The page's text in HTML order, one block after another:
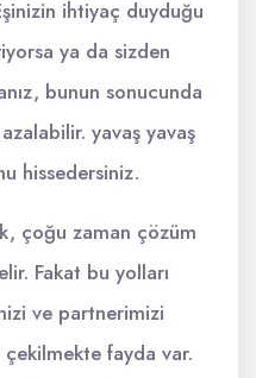
ihtiyaç duyduğu
ya da sizden
bunun sonucunda
yavaş yavaş
hissedersiniz.
çoğu zaman çözüm
Fakat bu yolları
ve partnerimizi
fayda var.